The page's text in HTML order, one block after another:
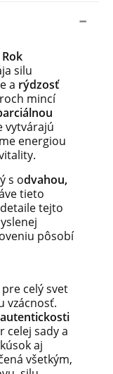
silu
a rýdzosť
mincí
vytvárajú
energiou
s odvahou,
tieto
tejto
pôsobí
pre celý svet
vzácnosť.
celej sady a
aj
všetkým,